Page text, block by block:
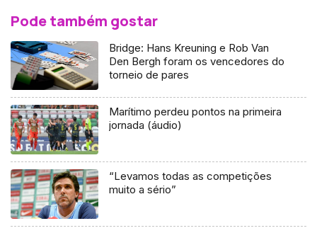
Pode também gostar
Bridge: Hans Kreuning e Rob Van
Den Bergh foram os vencedores do
torneio de pares
Marítimo perdeu pontos na primeira
jornada (áudio)
“Levamos todas as competições
muito a sério”